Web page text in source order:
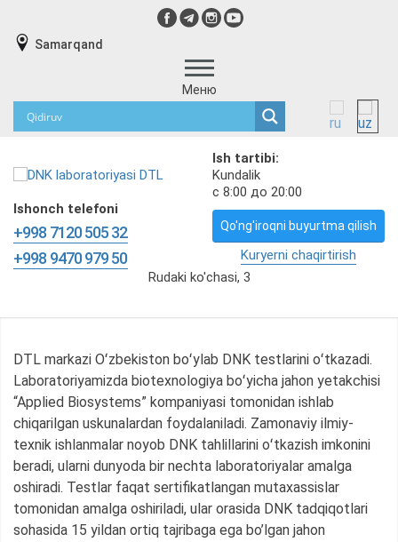
Samarqand
Меню
Ish tartibi:
Kundalik
с 8:00 до 20:00
Ishonch telefoni
+998 7120 505 32
+998 9470 979 50
Qo'ng'iroqni buyurtma qilish
Kuryerni chaqirtirish
Rudaki ko'chasi, 3
DTL markazi Oʻzbekiston boʻylab DNK testlarini oʻtkazadi.
Laboratoriyamizda biotexnologiya boʻyicha jahon yetakchisi
“Applied Biosystems” kompaniyasi tomonidan ishlab
chiqarilgan uskunalardan foydalaniladi. Zamonaviy ilmiy-
texnik ishlanmalar noyob DNK tahlillarini oʻtkazish imkonini
beradi, ularni dunyoda bir nechta laboratoriyalar amalga
oshiradi. Testlar faqat sertifikatlangan mutaxassislar
tomonidan amalga oshiriladi, ular orasida DNK tadqiqotlari
sohasida 15 yildan ortiq tajribaga ega bo’lgan jahon